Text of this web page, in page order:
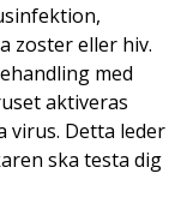
zostereller hiv.
med
aktiveras
virus. Detta leder
ska testa dig